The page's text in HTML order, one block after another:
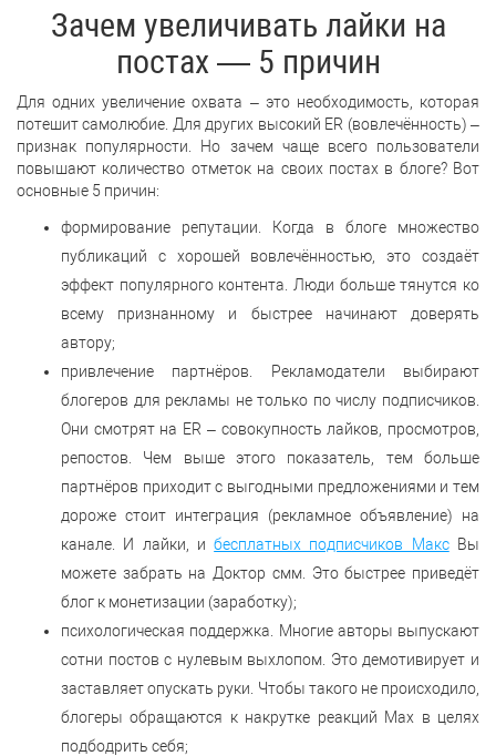
Зачем увеличивать лайки на
постах — 5 причин
Для одних увеличение охвата – это необходимость, которая
потешит самолюбие. Для других высокий ER (вовлечённость) –
признак популярности. Но зачем чаще всего пользователи
повышают количество отметок на своих постах в блоге? Вот
основные 5 причин:
формирование репутации. Когда в блоге множество
публикаций с хорошей вовлечённостью, это создаёт
эффект популярного контента. Люди больше тянутся ко
всему признанному и быстрее начинают доверять
автору;
привлечение партнёров. Рекламодатели выбирают
блогеров для рекламы не только по числу подписчиков.
Они смотрят на ER – совокупность лайков, просмотров,
репостов. Чем выше этого показатель, тем больше
партнёров приходит с выгодными предложениями и тем
дороже стоит интеграция (рекламное объявление) на
канале. И лайки, ибесплатных подписчиков МаксВы
можете забрать на Доктор смм. Это быстрее приведёт
блог к монетизации (заработку);
психологическая поддержка. Многие авторы выпускают
сотни постов с нулевым выхлопом. Это демотивирует и
заставляет опускать руки. Чтобы такого не происходило,
блогеры обращаются к накрутке реакций Max в целях
подбодрить себя;